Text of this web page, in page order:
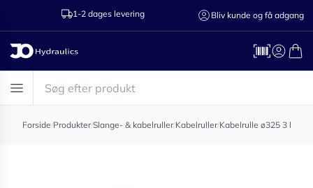
1-2 dages levering Ring til os
Bliv kunde og få adgang
Forside/Produkter/Slange- & kabelruller/Kabelruller/Kabelrulle ø325 3 leder